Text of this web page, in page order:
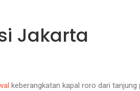
Jakarta
keberangkatan kapal roro dari tanjung